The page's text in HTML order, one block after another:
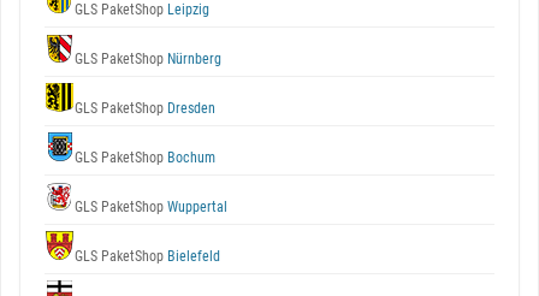
GLS PaketShop Leipzig
GLS PaketShop Nürnberg
GLS PaketShop Dresden
GLS PaketShop Bochum
GLS PaketShop Wuppertal
GLS PaketShop Bielefeld